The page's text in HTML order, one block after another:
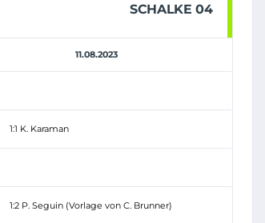
SCHALKE 04
11.08.2023
1:1 K. Karaman
1:2 P. Seguin (Vorlage von C. Brunner)